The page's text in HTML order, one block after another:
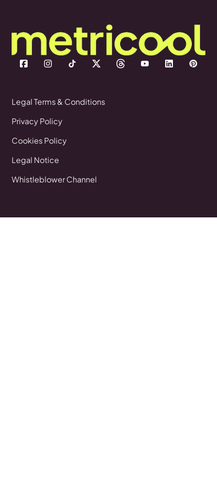
Legal Terms & Conditions
Privacy Policy
Cookies Policy
Legal Notice
Whistleblower Channel